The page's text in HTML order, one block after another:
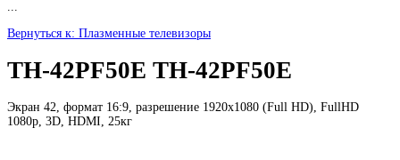
Вернуться к: Плазменные телевизоры
TH-42PF50E TH-42PF50E
Экран 42, формат 16:9, разрешение 1920x1080 (Full HD), FullHD
1080p, 3D, HDMI, 25кг